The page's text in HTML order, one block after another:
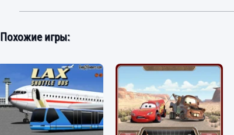
Похожие игры: